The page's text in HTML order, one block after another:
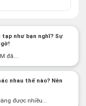
như bạn nghĩ? Sự
đã...
nhau thế nào? Nên
được nhiều...